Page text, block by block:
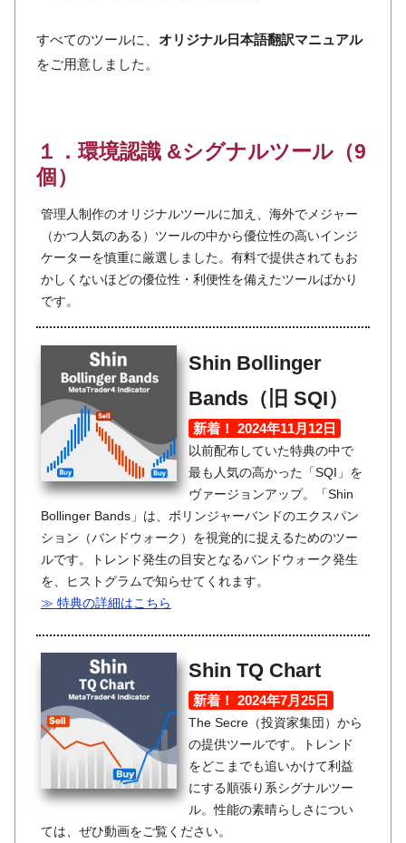
すべてのツールに、 オリジナル日本語翻訳マニュアル
をご用意しました。
１．環境認識 &シグナルツール（9
個）
管理人制作のオリジナルツールに加え、海外でメジャー
（かつ人気のある）ツールの中から優位性の高いインジ
ケーターを慎重に厳選しました。有料で提供されてもお
かしくないほどの優位性・利便性を備えたツールばかり
です。
Shin Bollinger
Bands（旧 SQI）
新着！ 2024年11月12日
以前配布していた特典の中で
最も人気の高かった「SQI」を
ヴァージョンアップ。「Shin
Bollinger Bands」は、ボリンジャーバンドのエクスパン
ション（バンドウォーク）を視覚的に捉えるためのツー
ルです。トレンド発生の目安となるバンドウォーク発生
を、ヒストグラムで知らせてくれます。
≫ 特典の詳細はこちら
Shin TQ Chart
新着！ 2024年7月25日
The Secre（投資家集団）から
の提供ツールです。トレンド
をどこまでも追いかけて利益
にする順張り系シグナルツー
ル。性能の素晴らしさについ
ては、ぜひ動画をご覧ください。